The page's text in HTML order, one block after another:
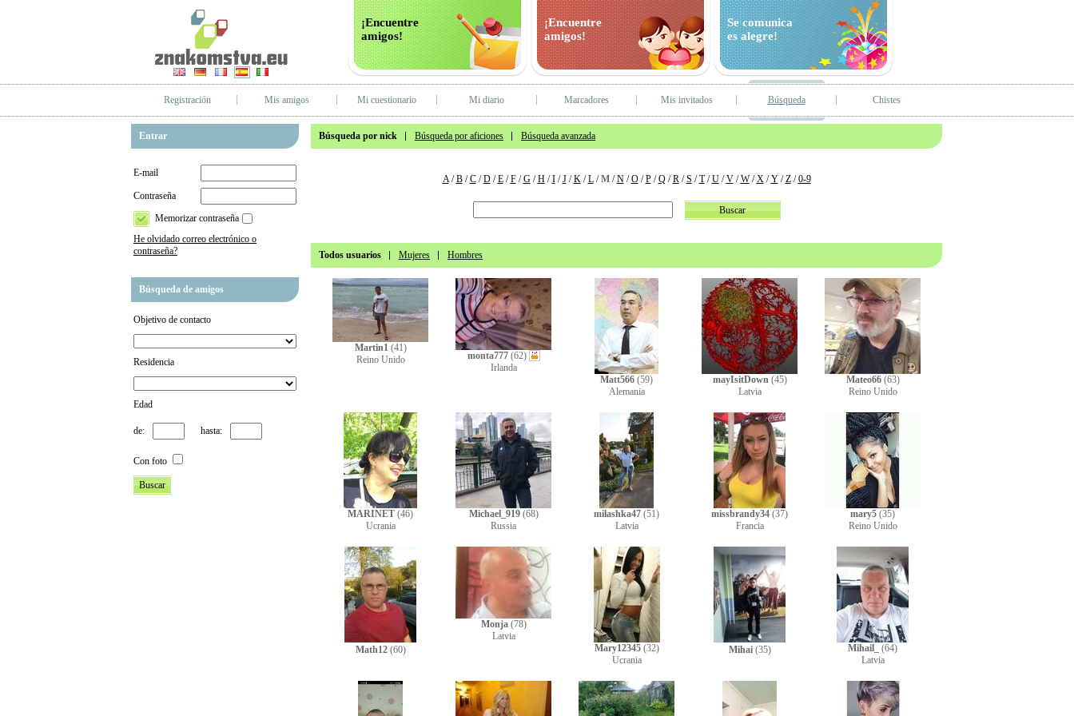
¡Encuentre
amigos!
¡Encuentre
amigos!
Se comunica
es alegre!
Registración Mis amigos Mi cuestionario Mi diario Marcadores Mis invitados Búsqueda Chistes
Entrar
E-mail
Contraseña
Memorizar contraseña
He olvidado correo electrónico o
contraseña?
Búsqueda de amigos
Objetivo de contacto
Residencia
Edad
de: hasta:
Con foto
Búsqueda por nick Búsqueda por aficiones Búsqueda avanzada
A/B/C/D/E/F/G/H/I/J/K/L/M/N/O/P/Q/R/S /T/U/V/W/X/Y/Z/0-9
Todos usuarios Mujeres Hombres
Martin1(41)
Reino Unido
monta777(62)
Irlanda
Matt566 (59)
Alemania
mayIsitDown(45)
Latvia
Mateo66(63)
Reino Unido
MARINET (46)
Ucrania
Michael_919(68)
Russia
milashka47 (51)
Latvia
missbrandy34 (37)
Francia
mary5 (35)
Reino Unido
Math12(60)
Monja(78)
Latvia
Mary12345(32)
Ucrania
Mihai(35) Mihail_
(64)
Latvia